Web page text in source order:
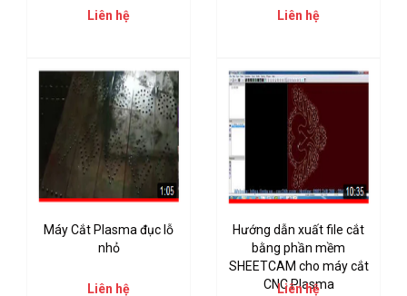
Liên hệ Liên hệ
Máy Cắt Plasma đục lỗ
nhỏ
Liên hệ
Hướng dẫn xuất file cắt
bằng phần mềm
SHEETCAM cho máy cắt
CNC Plasma
Liên hệ